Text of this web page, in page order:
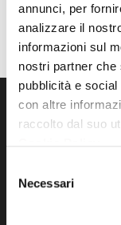
annunci, per
analizzare il
informazioni sul
nostri partner che
pubblicità e
con altre
raccolto dal suo
delNecessari
«